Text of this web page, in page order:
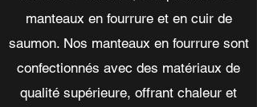
manteaux en fourrure et en cuir de
saumon. Nos manteaux en fourrure sont
confectionnés avec des matériaux de
qualité supérieure, offrant chaleur et